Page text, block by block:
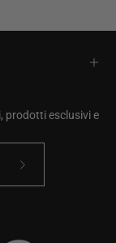
prodotti esclusivi e
newsletter